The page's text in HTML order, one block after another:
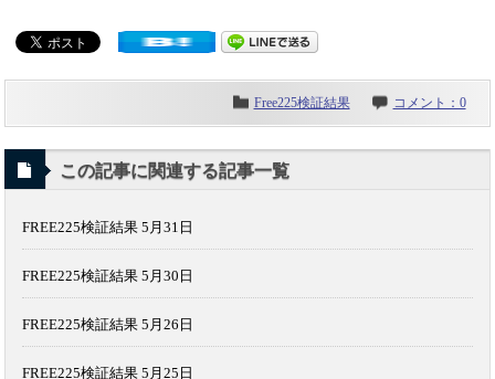
Free225検証結果 コメント：0
この記事に関連する記事一覧
FREE225検証結果 5月31日
FREE225検証結果 5月30日
FREE225検証結果 5月26日
FREE225検証結果 5月25日